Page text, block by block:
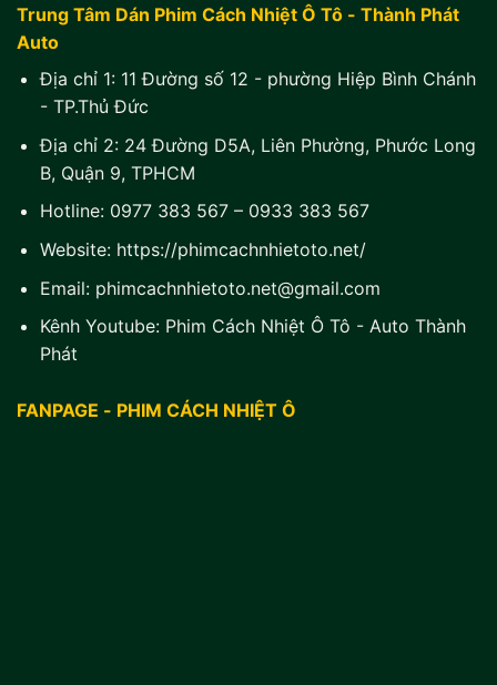
Trung Tâm Dán Phim Cách Nhiệt Ô Tô - Thành Phát
Auto
Địa chỉ 1: 11 Đường số 12 - phường Hiệp Bình Chánh
- TP.Thủ Đức
Địa chỉ 2: 24 Đường D5A, Liên Phường, Phước Long
B, Quận 9, TPHCM
Hotline: 0977 383 567– 0933 383 567
Website: https://phimcachnhietoto.net/
Email: phimcachnhietoto.net@gmail.com
Kênh Youtube: Phim Cách Nhiệt Ô Tô - Auto Thành
Phát
FANPAGE - PHIM CÁCH NHIỆT Ô